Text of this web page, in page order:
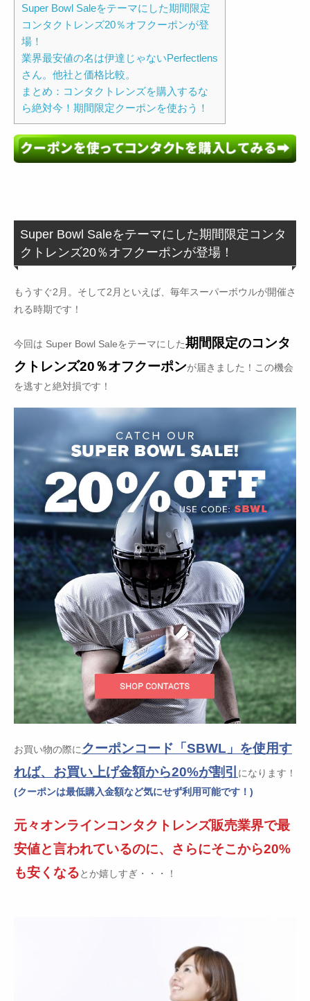
Super Bowl Saleをテーマにした期間限定
コンタクトレンズ20％オフクーポンが登
場！
業界最安値の名は伊達じゃないPerfectlens
さん。他社と価格比較。
まとめ：コンタクトレンズを購入するな
ら絶対今！期間限定クーポンを使おう！
Super Bowl Saleをテーマにした期間限定コンタ
クトレンズ20％オフクーポンが登場！
もうすぐ2月。そして2月といえば、毎年スーパーボウルが開催さ
れる時期です！
今回は Super Bowl Saleをテーマにした期間限定のコンタ
クトレンズ20％オフクーポンが届きました！この機会
を逃すと絶対損です！
お買い物の際にクーポンコード「SBWL」を使用す
れば、お買い上げ金額から20%が割引 になります！
(クーポンは最低購入金額など気にせず利用可能です！)
元々オンラインコンタクトレンズ販売業界で最
安値と言われているのに、さらにそこから20%
も安くなるとか嬉しすぎ・・・！